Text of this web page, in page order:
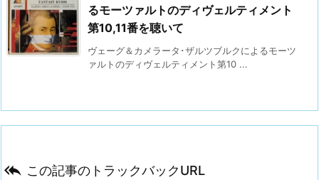
るモーツァルトのディヴェルティメント
第10,11番を聴いて
ヴェーグ＆カメラータ･ザルツブルクによるモーツ
ァルトのディヴェルティメント第10 ...
 この記事のトラックバックURL